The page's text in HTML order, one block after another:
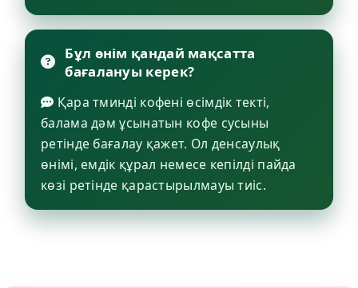
Бұл өнім қандай мақсатта
бағалануы керек?
Қара тминді кофені өсімдік текті,
балама дәм ұсынатын кофе сусыны
ретінде бағалау қажет. Ол денсаулық
өнімі, емдік құрал немесе кепілді пайда
көзі ретінде қарастырылмауы тиіс.